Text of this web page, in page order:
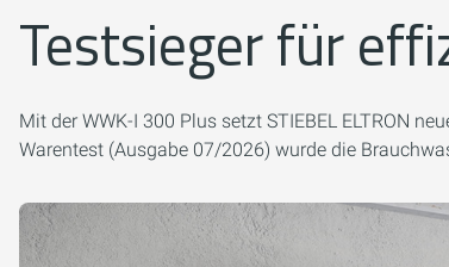
Testsieger für
Mit der WWK-I 300 Plus setzt STIEBEL ELTRON
Warentest (Ausgabe 07/2026) wurde die